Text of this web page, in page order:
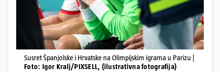
Susret Španjolske i Hrvatske na Olimpijskim igrama u Parizu |
Foto: Igor Kralj/PIXSELL, (ilustrativna fotografija)